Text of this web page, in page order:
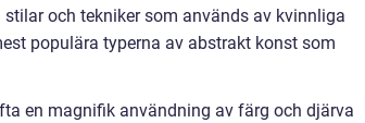
och tekniker som används av kvinnliga
populära typerna av abstrakt konst som
en magnifik användning av färg och djärva